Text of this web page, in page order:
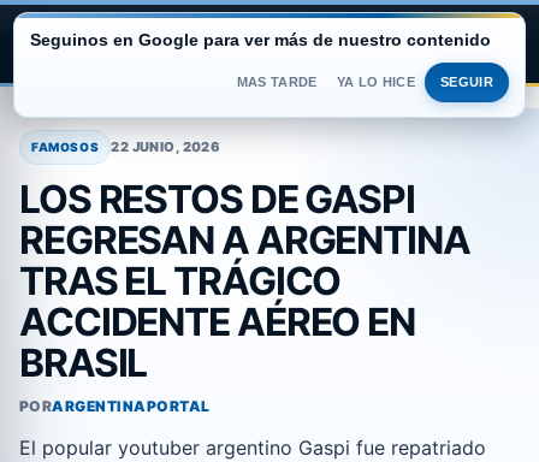
contenido
ARGENTINA PORTAL
FAMOSOS 22 JUNIO, 2026
LOS RESTOS DE GASPI
REGRESAN A ARGENTINA
TRAS EL TRÁGICO
ACCIDENTE AÉREO EN
BRASIL
PORARGENTINAPORTAL
El popular youtuber argentino Gaspi fue repatriado
Seguinos en Google para ver más de nuestro contenido
MAS TARDE YA LO HICE SEGUIR